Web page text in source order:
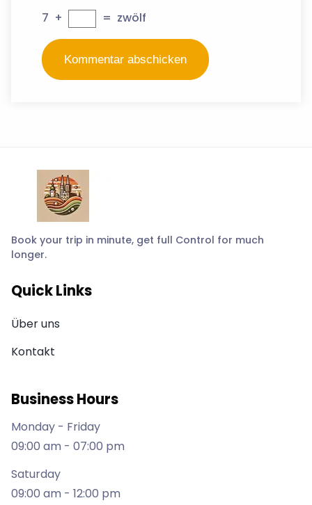
7 + = zwölf
Book your trip in minute, get full Control for much
longer.
Quick Links
Über uns
Kontakt
Business Hours
Monday - Friday
09:00 am - 07:00 pm
Saturday
09:00 am - 12:00 pm